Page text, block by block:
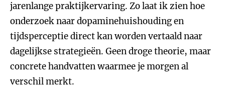
jarenlange praktijkervaring. Zo laat ik zien hoe
onderzoek naar dopaminehuishouding en
tijdsperceptie direct kan worden vertaald naar
dagelijkse strategieën. Geen droge theorie, maar
concrete handvatten waarmee je morgen al
verschil merkt.